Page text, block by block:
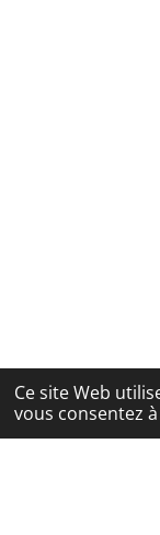
Ce site Web
vous consentez